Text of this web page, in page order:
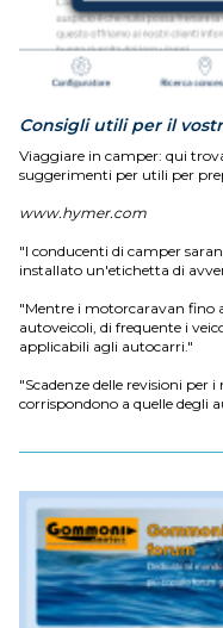
Consigli utili per il
Viaggiare in camper: qui
suggerimenti per utili per
www.hymer.com
"I conducenti di camper
installato un'etichetta di
"Mentre i motorcaravan fino
autoveicoli, di frequente i
applicabili agli autocarri."
"Scadenze delle revisioni per
corrispondono a quelle degli